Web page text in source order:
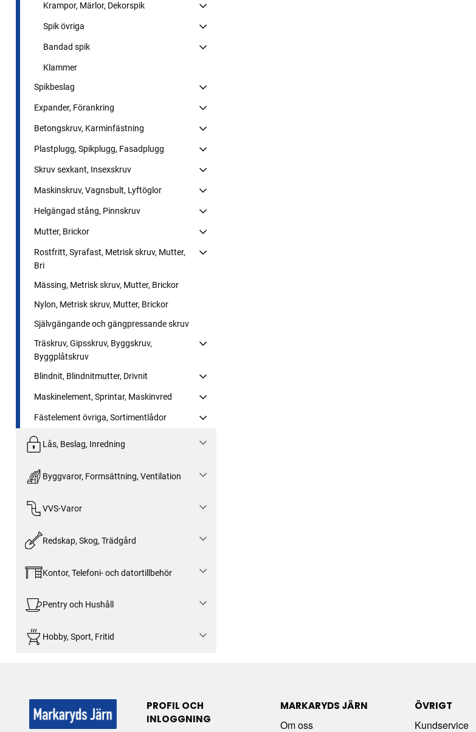
Krampor, Märlor, Dekorspik
Spik övriga
Bandad spik
Klammer
Spikbeslag
Expander, Förankring
Betongskruv, Karminfästning
Plastplugg, Spikplugg, Fasadplugg
Skruv sexkant, Insexskruv
Maskinskruv, Vagnsbult, Lyftöglor
Helgängad stång, Pinnskruv
Mutter, Brickor
Rostfritt, Syrafast, Metrisk skruv, Mutter,
Bri
Mässing, Metrisk skruv, Mutter, Brickor
Nylon, Metrisk skruv, Mutter, Brickor
Självgängande och gängpressande skruv
Träskruv, Gipsskruv, Byggskruv,
Byggplåtskruv
Blindnit, Blindnitmutter, Drivnit
Maskinelement, Sprintar, Maskinvred
Fästelement övriga, Sortimentlådor
Lås, Beslag, Inredning
Byggvaror, Formsättning, Ventilation
VVS-Varor
Redskap, Skog, Trädgård
Kontor, Telefoni- och datortillbehör
Pentry och Hushåll
Hobby, Sport, Fritid
PROFIL OCH
INLOGGNING
MARKARYDS JÄRN
Om oss
ÖVRIGT
Kundservice